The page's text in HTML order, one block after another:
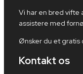
Vi har en bred vifte
assistere med
Ønsker du et gratis
Kontakt os